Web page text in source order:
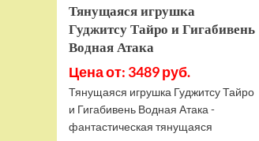
Тянущаяся игрушка
Гуджитсу Тайро и Гигабивень
Водная Атака
Цена от: 3489 руб.
Тянущаяся игрушка Гуджитсу Тайро
и Гигабивень Водная Атака -
фантастическая тянущаяся